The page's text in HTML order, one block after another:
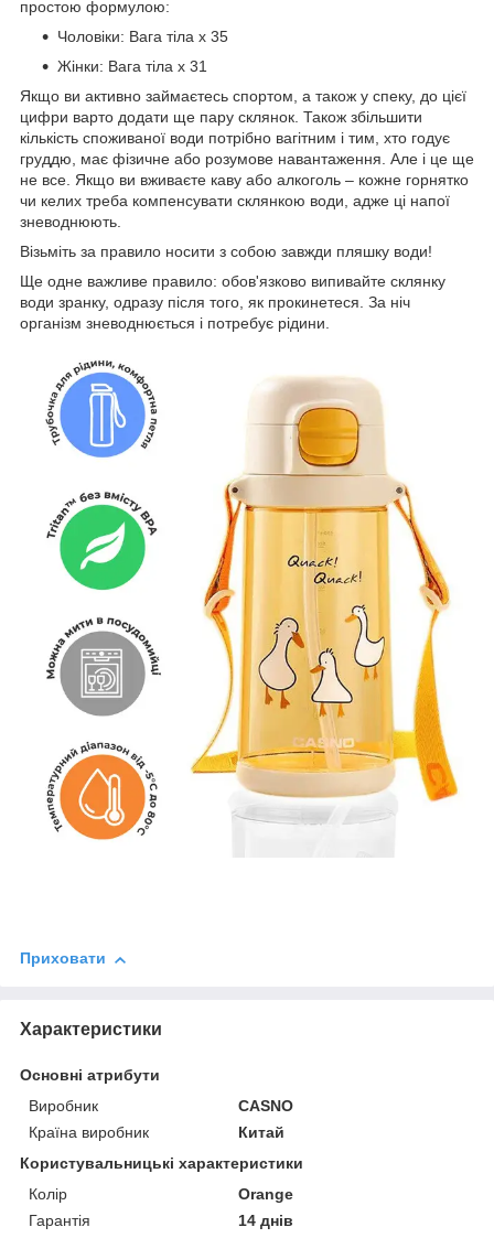
простою формулою:
Чоловіки: Вага тіла х 35
Жінки: Вага тіла х 31
Якщо ви активно займаєтесь спортом, а також у спеку, до цієї
цифри варто додати ще пару склянок. Також збільшити
кількість споживаної води потрібно вагітним і тим, хто годує
груддю, має фізичне або розумове навантаження. Але і це ще
не все. Якщо ви вживаєте каву або алкоголь – кожне горнятко
чи келих треба компенсувати склянкою води, адже ці напої
зневоднюють.
Візьміть за правило носити з собою завжди пляшку води!
Ще одне важливе правило: обов'язково випивайте склянку
води зранку, одразу після того, як прокинетеся. За ніч
організм зневоднюється і потребує рідини.
Приховати
Характеристики
Основні атрибути
Виробник
CASNO
Країна виробник
Китай
Користувальницькі характеристики
Колір
Orange
Гарантія
14 днів